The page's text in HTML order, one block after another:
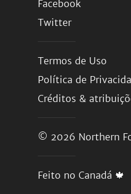
Facebook
Twitter
Termos de Uso
Política de
Créditos &
© 2026 Northern
Feito no Canadá 🍁